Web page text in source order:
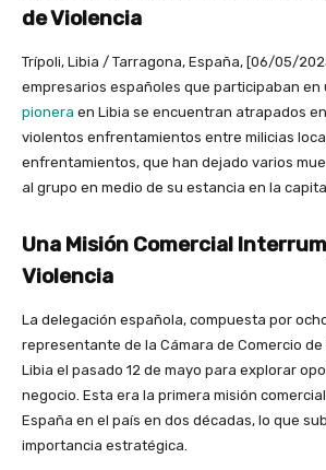
de Violencia
Trípoli, Libia / Tarragona, España, [06/05/
empresarios españoles que participaban en
pionera en Libia se encuentran atrapados
violentos enfrentamientos entre milicias
enfrentamientos, que han dejado varios
al grupo en medio de su estancia en la
Una Misión Comercial
Violencia
La delegación española, compuesta por
representante de la Cámara de Comercio de
Libia el pasado 12 de mayo para explorar
negocio. Esta era la primera misión
España en el país en dos décadas, lo que
importancia estratégica.